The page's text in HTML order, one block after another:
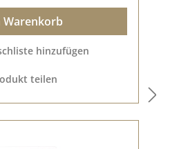
Warenkorb
hinzufügen
teilen